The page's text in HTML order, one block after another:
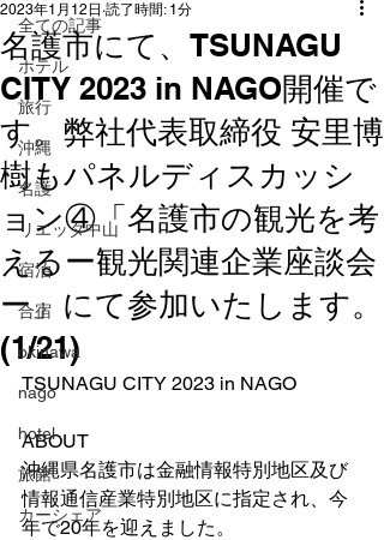
全ての記事
ホテル
旅行
沖縄
名護
リエッタ中山
宿泊
合宿
okinawa
nago
hotel
旅館
カーシェア
名護市にて、TSUNAGU
CITY 2023 in NAGO開催で
す。弊社代表取締役 安里博
樹もパネルディスカッシ
ョン④「名護市の観光を考
えるー観光関連企業座談会
ー」にて参加いたします。
(1/21)
2023年1月12日 読了時間: 1分
TSUNAGU CITY 2023 in NAGO
ABOUT
沖縄県名護市は金融情報特別地区及び
情報通信産業特別地区に指定され、今
年で20年を迎えました。